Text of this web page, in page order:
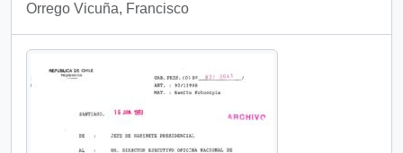
Orrego Vicuña, Francisco